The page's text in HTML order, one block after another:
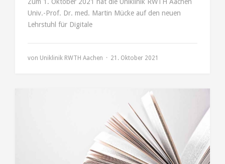
Univ.-Prof. Dr. med. Martin Mücke auf den neuen
Lehrstuhl für Digitale
von Uniklinik RWTH Aachen 21. Oktober 2021